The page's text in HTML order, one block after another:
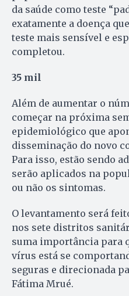
da saúde como teste
exatamente a doença
teste mais sensível e
completou.
35 mil
Além de aumentar o
começar na próxima
epidemiológico que
disseminação do novo
Para isso, estão sendo
serão aplicados na
ou não os sintomas.
O levantamento será
nos sete distritos
suma importância para
vírus está se
seguras e direcionada
Fátima Mrué.